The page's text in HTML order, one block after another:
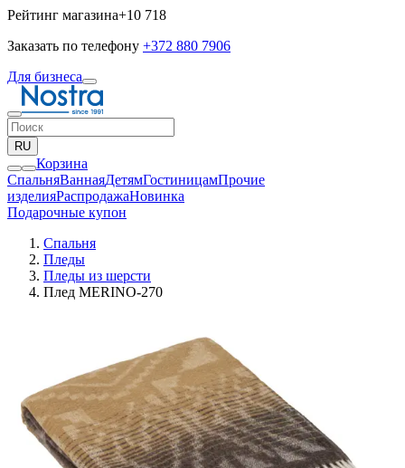
Рейтинг магазина+10 718
Заказать по телефону +372 880 7906
Для бизнеса
RU
Корзина
СпальняВаннаяДетямГостиницамПрочие
изделияPаспродажаНовинка
Подарочные купон
Спальня
Пледы
Пледы из шерсти
Плед MERINO-270